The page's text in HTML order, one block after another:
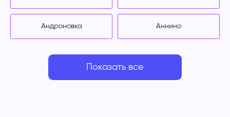
Андроновка Аннино
Показать все